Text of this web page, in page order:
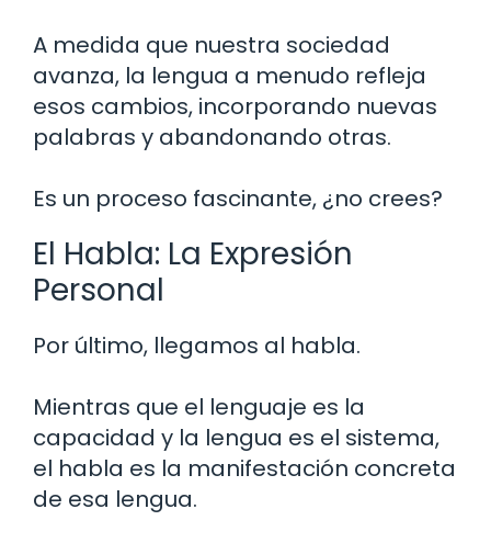
A medida que nuestra sociedad
avanza, la lengua a menudo refleja
esos cambios, incorporando nuevas
palabras y abandonando otras.
Es un proceso fascinante, ¿no crees?
El Habla: La Expresión
Personal
Por último, llegamos al habla.
Mientras que el lenguaje es la
capacidad y la lengua es el sistema,
el habla es la manifestación concreta
de esa lengua.